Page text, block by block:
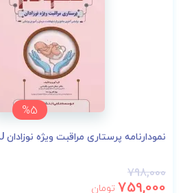
%5
نمودارنامه پرستاری مراقبت ویژه نوزادان NICU
798,000
759,000 تومان